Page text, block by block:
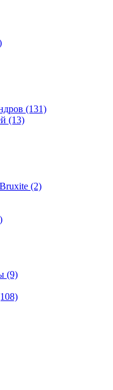
(131)
(13)
(2)
(9)